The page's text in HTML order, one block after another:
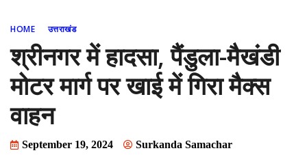
News Portal
HOME उत्तराखंड
श्रीनगर में हादसा, पैंडुला-मैखंडी
मोटर मार्ग पर खाई में गिरा मैक्स
वाहन
September 19, 2024 Surkanda Samachar